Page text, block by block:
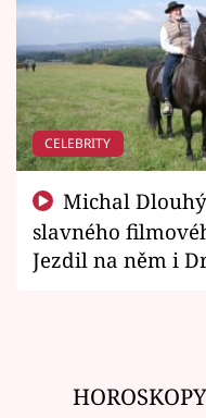
CELEBRITY
slavného
Jezdil na něm i